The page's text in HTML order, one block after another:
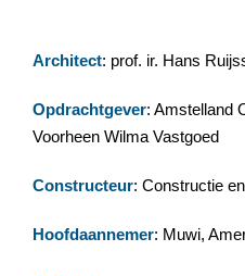
Architect: prof. ir. Hans
Opdrachtgever: Amstelland
Voorheen Wilma Vastgoed
Constructeur: Constructie
Hoofdaannemer: Muwi,